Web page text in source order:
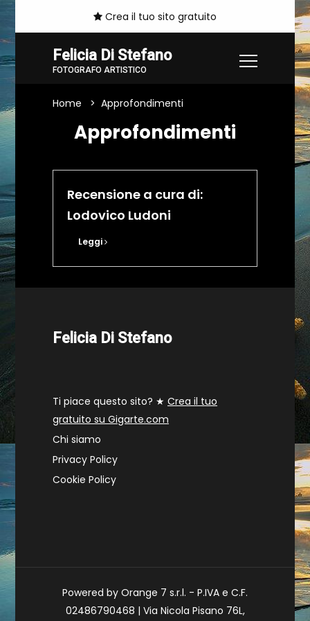
Crea il tuo sito gratuito
Felicia Di Stefano
FOTOGRAFO ARTISTICO
Home Approfondimenti
Approfondimenti
Recensione a cura di:
Lodovico Ludoni
Leggi
Felicia Di Stefano
Ti piace questo sito? ★ Crea il tuo
gratuito su Gigarte.com
Chi siamo
Privacy Policy
Cookie Policy
Powered by Orange 7 s.r.l. - P.IVA e C.F.
02486790468 | Via Nicola Pisano 76L,